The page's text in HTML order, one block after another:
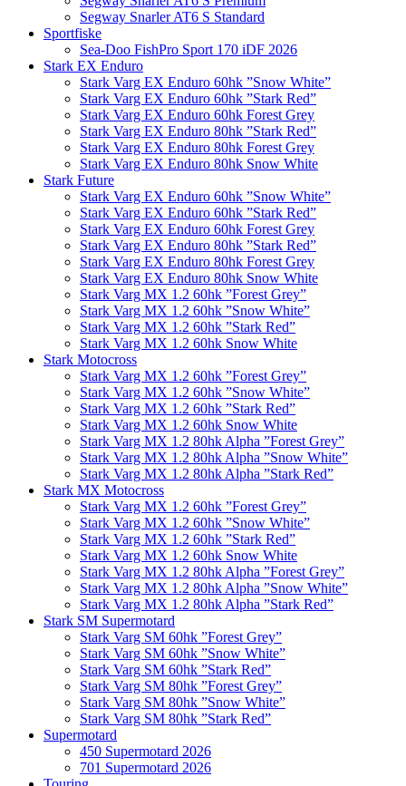
Segway Snarler AT6 S Standard
Sportfiske
Sea-Doo FishPro Sport 170 iDF 2026
Stark EX Enduro
Stark Varg EX Enduro 60hk ”Snow White”
Stark Varg EX Enduro 60hk ”Stark Red”
Stark Varg EX Enduro 60hk Forest Grey
Stark Varg EX Enduro 80hk ”Stark Red”
Stark Varg EX Enduro 80hk Forest Grey
Stark Varg EX Enduro 80hk Snow White
Stark Future
Stark Varg EX Enduro 60hk ”Snow White”
Stark Varg EX Enduro 60hk ”Stark Red”
Stark Varg EX Enduro 60hk Forest Grey
Stark Varg EX Enduro 80hk ”Stark Red”
Stark Varg EX Enduro 80hk Forest Grey
Stark Varg EX Enduro 80hk Snow White
Stark Varg MX 1.2 60hk ”Forest Grey”
Stark Varg MX 1.2 60hk ”Snow White”
Stark Varg MX 1.2 60hk ”Stark Red”
Stark Varg MX 1.2 60hk Snow White
Stark Motocross
Stark Varg MX 1.2 60hk ”Forest Grey”
Stark Varg MX 1.2 60hk ”Snow White”
Stark Varg MX 1.2 60hk ”Stark Red”
Stark Varg MX 1.2 60hk Snow White
Stark Varg MX 1.2 80hk Alpha ”Forest Grey”
Stark Varg MX 1.2 80hk Alpha ”Snow White”
Stark Varg MX 1.2 80hk Alpha ”Stark Red”
Stark MX Motocross
Stark Varg MX 1.2 60hk ”Forest Grey”
Stark Varg MX 1.2 60hk ”Snow White”
Stark Varg MX 1.2 60hk ”Stark Red”
Stark Varg MX 1.2 60hk Snow White
Stark Varg MX 1.2 80hk Alpha ”Forest Grey”
Stark Varg MX 1.2 80hk Alpha ”Snow White”
Stark Varg MX 1.2 80hk Alpha ”Stark Red”
Stark SM Supermotard
Stark Varg SM 60hk ”Forest Grey”
Stark Varg SM 60hk ”Snow White”
Stark Varg SM 60hk ”Stark Red”
Stark Varg SM 80hk ”Forest Grey”
Stark Varg SM 80hk ”Snow White”
Stark Varg SM 80hk ”Stark Red”
Supermotard
450 Supermotard 2026
701 Supermotard 2026